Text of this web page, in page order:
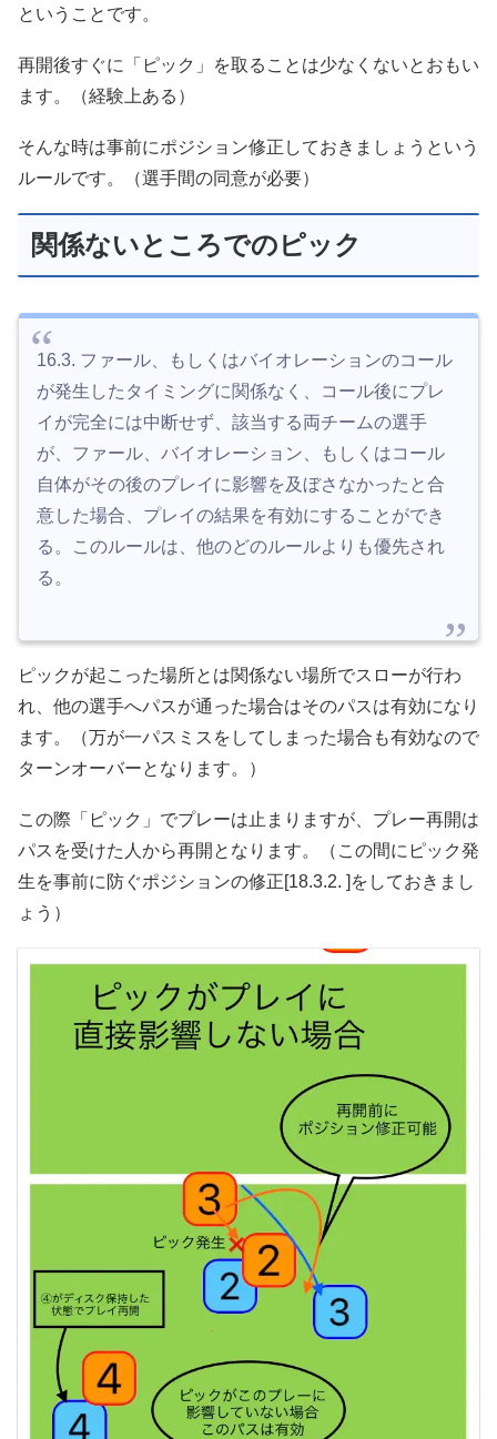
ということです。
再開後すぐに「ピック」を取ることは少なくないとおもい
ます。（経験上ある）
そんな時は事前にポジション修正しておきましょうという
ルールです。（選手間の同意が必要）
関係ないところでのピック
16.3. ファール、もしくはバイオレーションのコール
が発生したタイミングに関係なく、コール後にプレ
イが完全には中断せず、該当する両チームの選手
が、ファール、バイオレーション、もしくはコール
自体がその後のプレイに影響を及ぼさなかったと合
意した場合、プレイの結果を有効にすることができ
る。このルールは、他のどのルールよりも優先され
る。
ピックが起こった場所とは関係ない場所でスローが行わ
れ、他の選手へパスが通った場合はそのパスは有効になり
ます。（万が一パスミスをしてしまった場合も有効なので
ターンオーバーとなります。）
この際「ピック」でプレーは止まりますが、プレー再開は
パスを受けた人から再開となります。（この間にピック発
生を事前に防ぐポジションの修正[18.3.2. ]をしておきまし
ょう）